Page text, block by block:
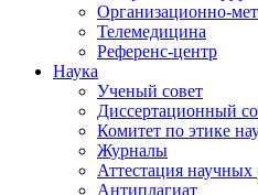
Организационно-
Телемедицина
Референс-центр
Наука
Ученый совет
Диссертационный
Комитет по этике
Журналы
Аттестация научных
Антиплагиат